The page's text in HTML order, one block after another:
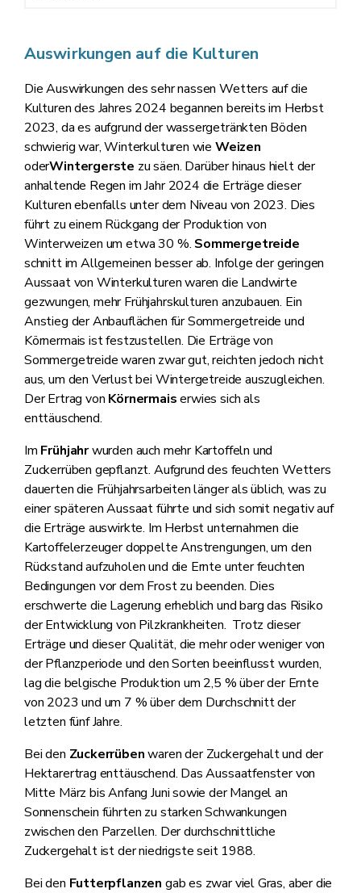
Auswirkungen auf die Kulturen
Die Auswirkungen des sehr nassen Wetters auf die
Kulturen des Jahres 2024 begannen bereits im Herbst
2023, da es aufgrund der wassergetränkten Böden
schwierig war, Winterkulturen wie Weizen
oderWintergerste zu säen. Darüber hinaus hielt der
anhaltende Regen im Jahr 2024 die Erträge dieser
Kulturen ebenfalls unter dem Niveau von 2023. Dies
führt zu einem Rückgang der Produktion von
Winterweizen um etwa 30 %. Sommergetreide
schnitt im Allgemeinen besser ab. Infolge der geringen
Aussaat von Winterkulturen waren die Landwirte
gezwungen, mehr Frühjahrskulturen anzubauen. Ein
Anstieg der Anbauflächen für Sommergetreide und
Körnermais ist festzustellen. Die Erträge von
Sommergetreide waren zwar gut, reichten jedoch nicht
aus, um den Verlust bei Wintergetreide auszugleichen.
Der Ertrag von Körnermaiserwies sich als
enttäuschend.
Im Frühjahrwurden auch mehr Kartoffeln und
Zuckerrüben gepflanzt. Aufgrund des feuchten Wetters
dauerten die Frühjahrsarbeiten länger als üblich, was zu
einer späteren Aussaat führte und sich somit negativ auf
die Erträge auswirkte. Im Herbst unternahmen die
Kartoffelerzeuger doppelte Anstrengungen, um den
Rückstand aufzuholen und die Ernte unter feuchten
Bedingungen vor dem Frost zu beenden. Dies
erschwerte die Lagerung erheblich und barg das Risiko
der Entwicklung von Pilzkrankheiten. Trotz dieser
Erträge und dieser Qualität, die mehr oder weniger von
der Pflanzperiode und den Sorten beeinflusst wurden,
lag die belgische Produktion um 2,5 % über der Ernte
von 2023 und um 7 % über dem Durchschnitt der
letzten fünf Jahre.
Bei den Zuckerrübenwaren der Zuckergehalt und der
Hektarertrag enttäuschend. Das Aussaatfenster von
Mitte März bis Anfang Juni sowie der Mangel an
Sonnenschein führten zu starken Schwankungen
zwischen den Parzellen. Der durchschnittliche
Zuckergehalt ist der niedrigste seit 1988.
Bei den Futterpflanzen gab es zwar viel Gras, aber die